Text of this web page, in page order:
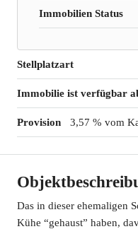
Immobilien Status
Stellplatzart
Immobilie ist verfügbar
Provision 3,57 % vom
Das in dieser ehemaligen
Kühe “gehaust” haben,